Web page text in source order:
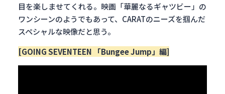
目を楽しませてくれる。映画「華麗なるギャツビー」の
ワンシーンのようでもあって、CARATのニーズを掴んだ
スペシャルな映像だと思う。
[GOING SEVENTEEN 「Bungee Jump」編]